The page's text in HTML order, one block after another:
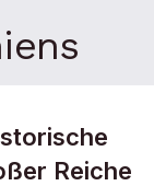
Reiche